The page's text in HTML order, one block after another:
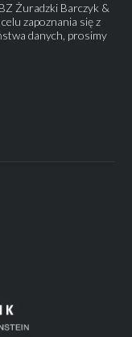
Żuradzki Barczyk &
zapoznania się z
danych, prosimy